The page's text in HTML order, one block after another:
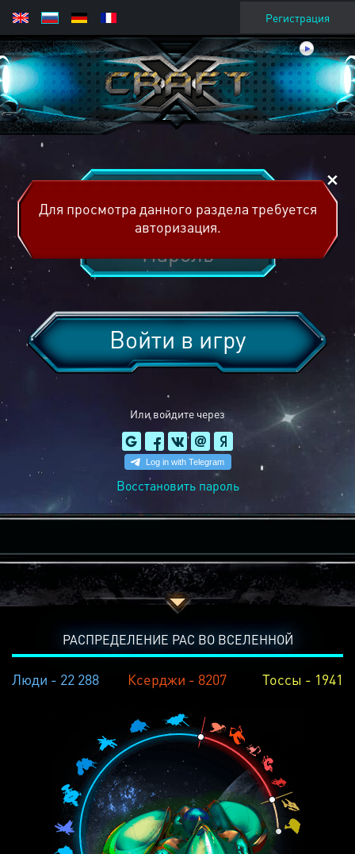
Регистрация
Или войдите через
Войти в игру
Восстановить пароль
Для просмотра данного раздела требуется
авторизация.
РАСПРЕДЕЛЕНИЕ РАС ВО ВСЕЛЕННОЙ
Люди - 22 288 Ксерджи - 8207 Тоссы - 1941